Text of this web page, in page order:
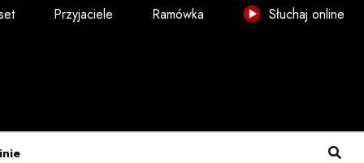
Przyjaciele Ramówka Słuchaj online